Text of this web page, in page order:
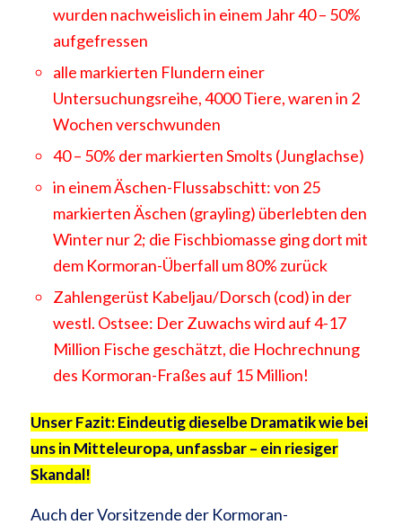
wurden nachweislich in einem Jahr 40 – 50%
aufgefressen
alle markierten Flundern einer
Untersuchungsreihe, 4000 Tiere, waren in 2
Wochen verschwunden
40 – 50% der markierten Smolts (Junglachse)
in einem Äschen-Flussabschitt: von 25
markierten Äschen (grayling) überlebten den
Winter nur 2; die Fischbiomasse ging dort mit
dem Kormoran-Überfall um 80% zurück
Zahlengerüst Kabeljau/Dorsch (cod) in der
westl. Ostsee: Der Zuwachs wird auf 4-17
Million Fische geschätzt, die Hochrechnung
des Kormoran-Fraßes auf 15 Million!
Unser Fazit: Eindeutig dieselbe Dramatik wie bei
uns in Mitteleuropa, unfassbar – ein riesiger
Skandal!
Auch der Vorsitzende der Kormoran-